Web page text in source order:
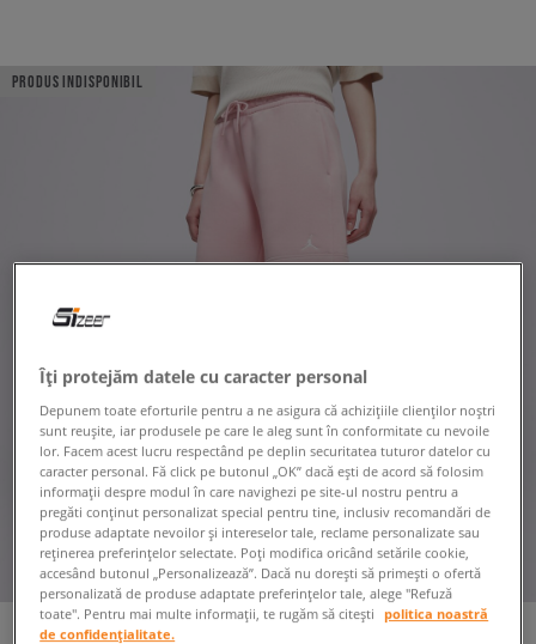
PRODUS INDISPONIBIL
Îți protejăm datele cu caracter personal
Depunem toate eforturile pentru a ne asigura că achizițiile clienților noștri
sunt reușite, iar produsele pe care le aleg sunt în conformitate cu nevoile
lor. Facem acest lucru respectând pe deplin securitatea tuturor datelor cu
caracter personal. Fă click pe butonul „OK” dacă ești de acord să folosim
informații despre modul în care navighezi pe site-ul nostru pentru a
pregăti conținut personalizat special pentru tine, inclusiv recomandări de
produse adaptate nevoilor și intereselor tale, reclame personalizate sau
reținerea preferințelor selectate. Poți modifica oricând setările cookie,
accesând butonul „Personalizează”. Dacă nu dorești să primești o ofertă
personalizată de produse adaptate preferințelor tale, alege "Refuză
toate". Pentru mai multe informații, te rugăm să citești
politica noastră
de confidențialitate.